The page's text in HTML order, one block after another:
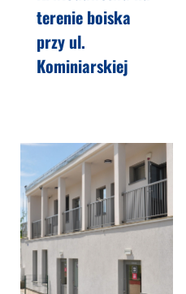
terenie boiska
przy ul.
Kominiarskiej